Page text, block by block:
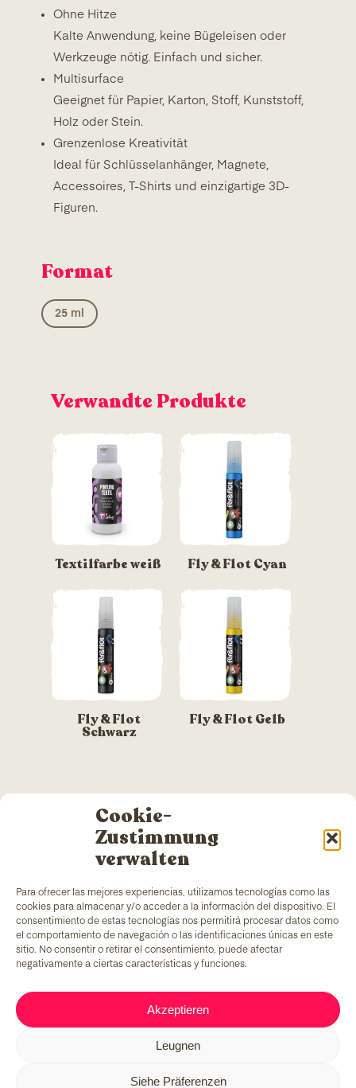
Cookie-
Zustimmung
verwalten
Para ofrecer las mejores experiencias, utilizamos tecnologías como las
cookies para almacenar y/o acceder a la información del dispositivo. El
consentimiento de estas tecnologías nos permitirá procesar datos como
el comportamiento de navegación o las identificaciones únicas en este
sitio. No consentir o retirar el consentimiento, puede afectar
negativamente a ciertas características y funciones.
Akzeptieren
Leugnen
Siehe Präferenzen
Ohne Hitze
Kalte Anwendung, keine Bügeleisen oder
Werkzeuge nötig. Einfach und sicher.
Multisurface
Geeignet für Papier, Karton, Stoff, Kunststoff,
Holz oder Stein.
Grenzenlose Kreativität
Ideal für Schlüsselanhänger, Magnete,
Accessoires, T-Shirts und einzigartige 3D-
Figuren.
Format
25 ml
Verwandte Produkte
Textilfarbe weiß Fly & Flot Cyan
Fly & Flot
Schwarz
Fly & Flot Gelb
TColorsverfügt über eine Farbenfabrik in
Barcelona und ein eigenes Labor zur Herstellung
bieten einen einzigartigen Zusatz: die Schaffung von